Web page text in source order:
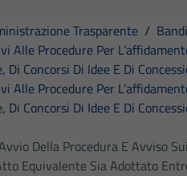
Trasparente /
Alle Procedure Per
Di Concorsi Di Idee E Di
Alle Procedure Per
Di Concorsi Di Idee E Di
Della Procedura E Avviso
Equivalente Sia Adottato